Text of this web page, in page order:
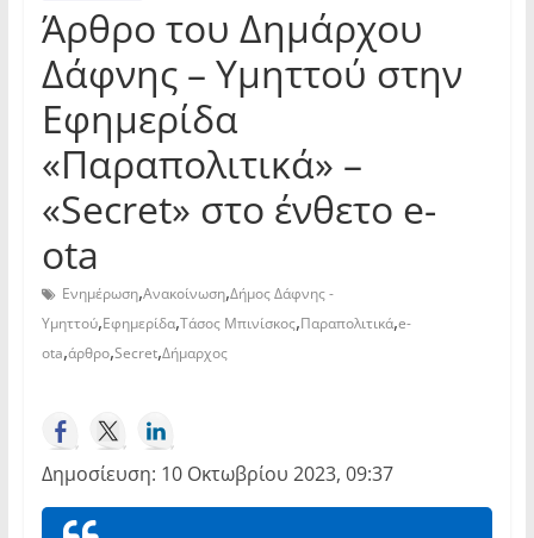
Άρθρο του Δημάρχου
Δάφνης – Υμηττού στην
Εφημερίδα
«Παραπολιτικά» –
«Secret» στο ένθετο e-
ota
Ενημέρωση,Ανακοίνωση,Δήμος Δάφνης -
Υμηττού,Εφημερίδα,Τάσος Μπινίσκος,Παραπολιτικά,e-
ota,άρθρο,Secret,Δήμαρχος
Δημοσίευση: 10 Οκτωβρίου 2023, 09:37